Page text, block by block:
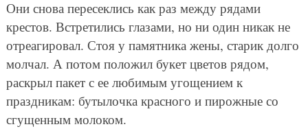
Они снова пересеклись как раз между рядами
крестов. Встретились глазами, но ни один никак не
отреагировал. Стоя у памятника жены, старик долго
молчал. А потом положил букет цветов рядом,
раскрыл пакет с ее любимым угощением к
праздникам: бутылочка красного и пирожные со
сгущенным молоком.